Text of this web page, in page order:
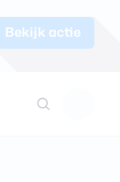
Bekijk actie